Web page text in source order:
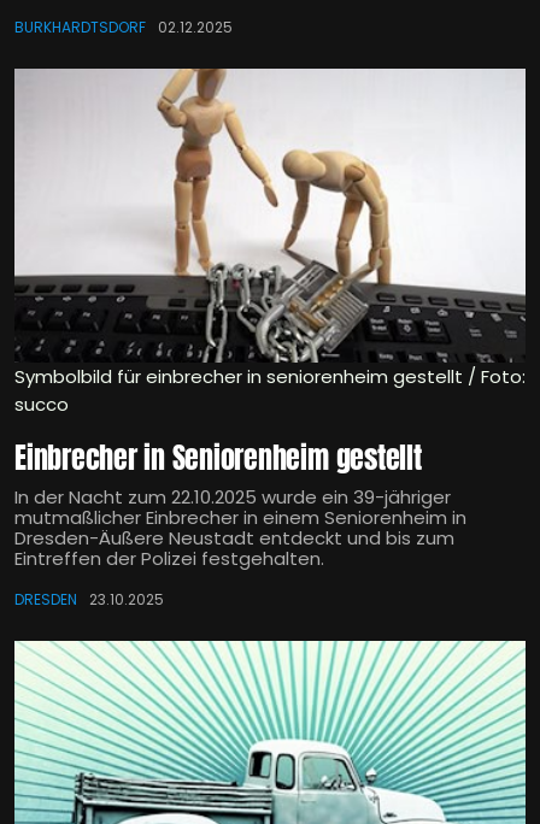
BURKHARDTSDORF 02.12.2025
Symbolbild für einbrecher in seniorenheim gestellt / Foto:
succo
Einbrecher in Seniorenheim gestellt
In der Nacht zum 22.10.2025 wurde ein 39-jähriger
mutmaßlicher Einbrecher in einem Seniorenheim in
Dresden-Äußere Neustadt entdeckt und bis zum
Eintreffen der Polizei festgehalten.
DRESDEN 23.10.2025